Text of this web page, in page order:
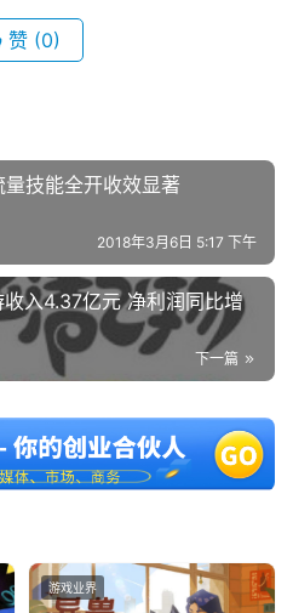
赞 (0)
技能全开收效显著
2018年3月6日 5:17 下午
入4.37亿元 净利润同比增
下一篇
游戏业界